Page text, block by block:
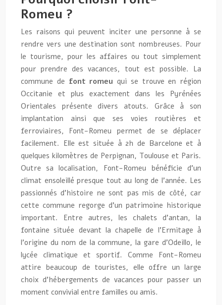
Romeu ?
Les raisons qui peuvent inciter une personne à se
rendre vers une destination sont nombreuses. Pour
le tourisme, pour les affaires ou tout simplement
pour prendre des vacances, tout est possible. La
commune de font romeu qui se trouve en région
Occitanie et plus exactement dans les Pyrénées
Orientales présente divers atouts. Grâce à son
implantation ainsi que ses voies routières et
ferroviaires, Font-Romeu permet de se déplacer
facilement. Elle est située à 2h de Barcelone et à
quelques kilomètres de Perpignan, Toulouse et Paris.
Outre sa localisation, Font-Romeu bénéficie d’un
climat ensoleillé presque tout au long de l’année. Les
passionnés d’histoire ne sont pas mis de côté, car
cette commune regorge d’un patrimoine historique
important. Entre autres, les chalets d’antan, la
fontaine située devant la chapelle de l’Ermitage à
l’origine du nom de la commune, la gare d’Odeillo, le
lycée climatique et sportif. Comme Font-Romeu
attire beaucoup de touristes, elle offre un large
choix d’hébergements de vacances pour passer un
moment convivial entre familles ou amis.